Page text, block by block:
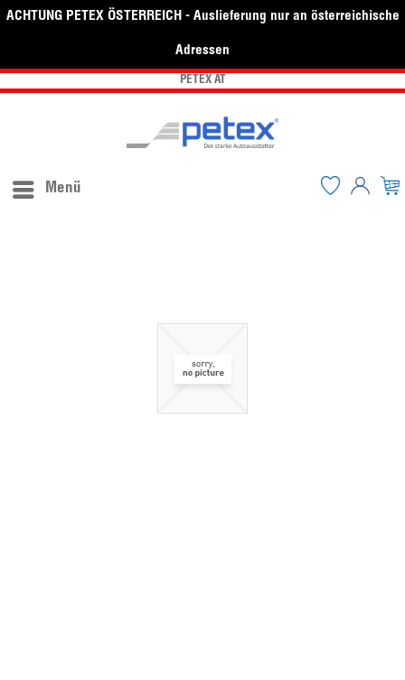
ACHTUNG PETEX ÖSTERREICH - Auslieferung nur an österreichische
Adressen
PETEX AT
Menü